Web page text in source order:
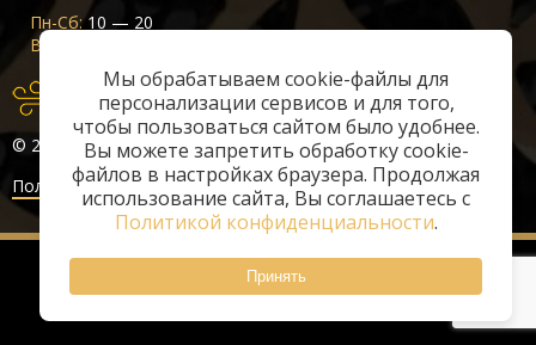
Мы обрабатываем cookie-файлы для
персонализации сервисов и для того,
чтобы пользоваться сайтом было удобнее.
Вы можете запретить обработку cookie-
файлов в настройках браузера. Продолжая
использование сайта, Вы соглашаетесь с
Политикой конфиденциальности.
Принять
Пн-Сб:10 — 20
Вс:
© 2026 «ClassicAir»
Политика конфиденциальности